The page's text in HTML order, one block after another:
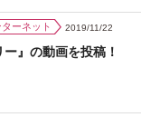
ターネット 2019/11/22
ー』の動画を投稿！